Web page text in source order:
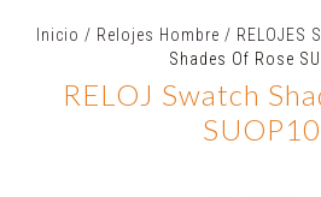
Inicio / Relojes Hombre / RELOJES
Shades Of Rose
RELOJ Swatch